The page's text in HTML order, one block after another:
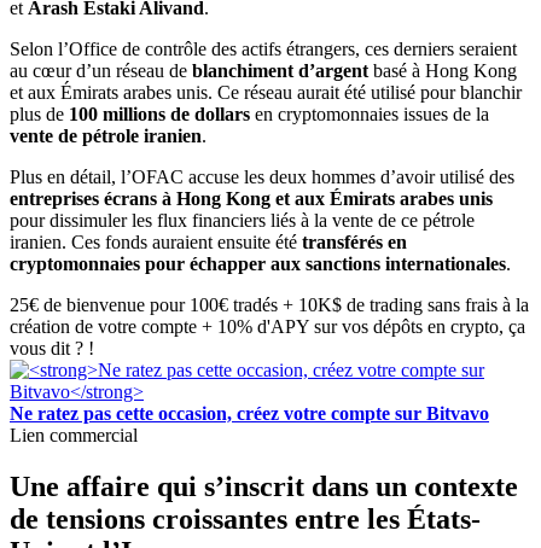
et Arash Estaki Alivand.
Selon l’Office de contrôle des actifs étrangers, ces derniers seraient
au cœur d’un réseau de blanchiment d’argent basé à Hong Kong
et aux Émirats arabes unis. Ce réseau aurait été utilisé pour blanchir
plus de 100 millions de dollars en cryptomonnaies issues de la
vente de pétrole iranien.
Plus en détail, l’OFAC accuse les deux hommes d’avoir utilisé des
entreprises écrans à Hong Kong et aux Émirats arabes unis
pour dissimuler les flux financiers liés à la vente de ce pétrole
iranien. Ces fonds auraient ensuite été transférés en
cryptomonnaies pour échapper aux sanctions internationales.
25€ de bienvenue pour 100€ tradés + 10K$ de trading sans frais à la
création de votre compte + 10% d'APY sur vos dépôts en crypto, ça
vous dit ? !
Ne ratez pas cette occasion, créez votre compte sur Bitvavo
Lien commercial
Une affaire qui s’inscrit dans un contexte
de tensions croissantes entre les États-